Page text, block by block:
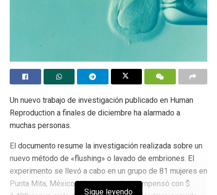
Un nuevo trabajo de investigación publicado en Human
Reproduction a finales de diciembre ha alarmado a
muchas personas.
El documento resume la investigación realizada sobre un
nuevo método de «flushing» o lavado de embriones. El
experimento se llevó a cabo en un grupo de 81 mujeres en
Punta Mita, México, a las que se les compensó con $
Sigue leyendo